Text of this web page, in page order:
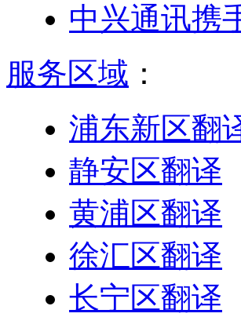
中兴通讯携
服务区域 ：
浦东新区翻
静安区翻译
黄浦区翻译
徐汇区翻译
长宁区翻译